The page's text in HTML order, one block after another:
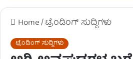
Home/ಟ್ರೆಂಡಿಂಗ್ ಸುದ್ದಿಗಳು
ಟ್ರೆಂಡಿಂಗ್ ಸುದ್ದಿಗಳು